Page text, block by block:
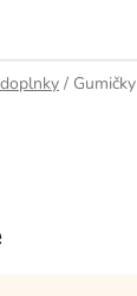
/ Gumičky